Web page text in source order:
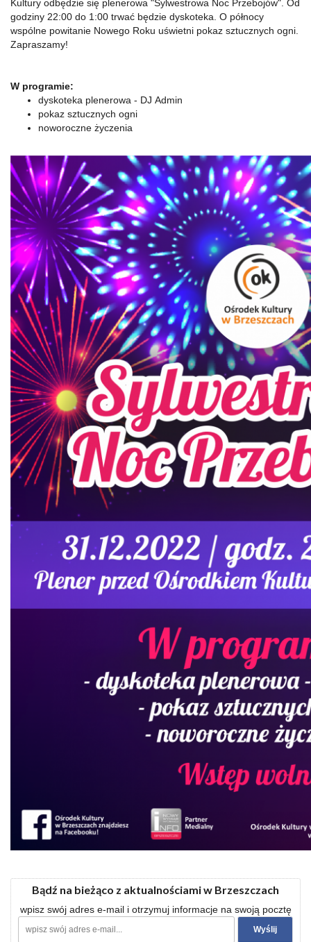
Kultury odbędzie się plenerowa "Sylwestrowa Noc Przebojów". Od
godziny 22:00 do 1:00 trwać będzie dyskoteka. O północy
wspólne powitanie Nowego Roku uświetni pokaz sztucznych ogni.
Zapraszamy!
W programie:
dyskoteka plenerowa - DJ Admin
pokaz sztucznych ogni
noworoczne życzenia
Bądź na bieżąco z aktualnościami w Brzeszczach
wpisz swój adres e-mail i otrzymuj informacje na swoją pocztę